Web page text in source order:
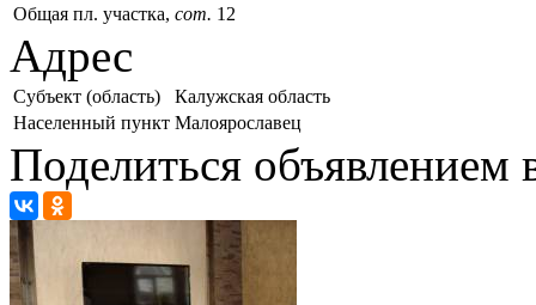
Общая пл. участка, сот. 12
Адрес
Субъект (область)
Калужская область
Населенный пункт Малоярославец
Поделиться объявлением